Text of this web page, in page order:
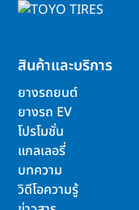
สินค้าและบริการ
ยางรถยนต์
ยางรถ EV
โปรโมชั่น
แกลเลอรี่
บทความ
วิดีโอความรู้